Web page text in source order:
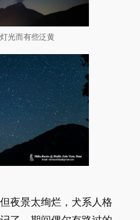
光而有些泛黄
夜景太绚烂，犬系人格